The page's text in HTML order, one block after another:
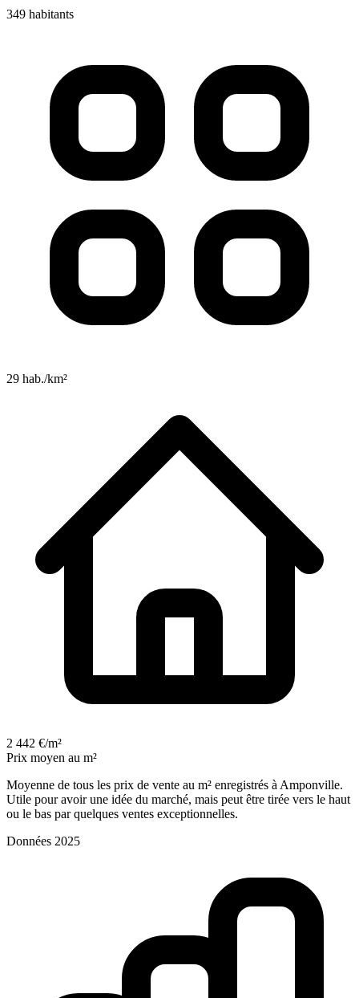
349 habitants
29 hab./km²
2 442 €/m²
Prix moyen au m²
Moyenne de tous les prix de vente au m² enregistrés à Amponville.
Utile pour avoir une idée du marché, mais peut être tirée vers le haut
ou le bas par quelques ventes exceptionnelles.
Données 2025